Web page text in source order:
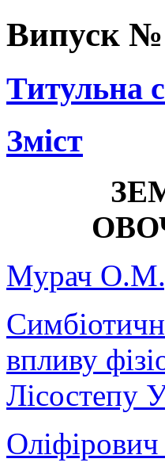
Випуск №
Титульна
Зміст
Мурач
впливу
Лісостепу